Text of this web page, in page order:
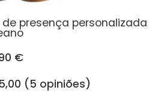
de presença personalizada
€
(5 opiniões)